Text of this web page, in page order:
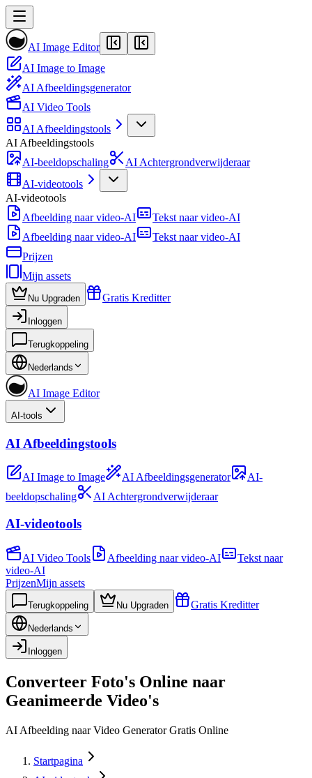
AI Image Editor
AI Image to Image
AI Afbeeldingsgenerator
AI Video Tools
AI Afbeeldingstools
AI Afbeeldingstools
AI-beeldopschaling
AI Achtergrondverwijderaar
AI-videotools
AI-videotools
Afbeelding naar video-AI
Tekst naar video-AI
Afbeelding naar video-AI
Tekst naar video-AI
Prijzen
Mijn assets
Nu Upgraden Gratis Kreditter
Inloggen
Terugkoppeling
Nederlands
AI Image Editor
AI-tools
AI Afbeeldingstools
AI Image to Image AI Afbeeldingsgenerator
AI-
beeldopschaling
AI Achtergrondverwijderaar
AI-videotools
AI Video Tools Afbeelding naar video-AI
Tekst naar
video-AI
PrijzenMijn assets
Terugkoppeling Nu Upgraden Gratis Kreditter
Nederlands
Inloggen
Converteer Foto's Online naar
Geanimeerde Video's
AI Afbeelding naar Video Generator Gratis Online
Startpagina